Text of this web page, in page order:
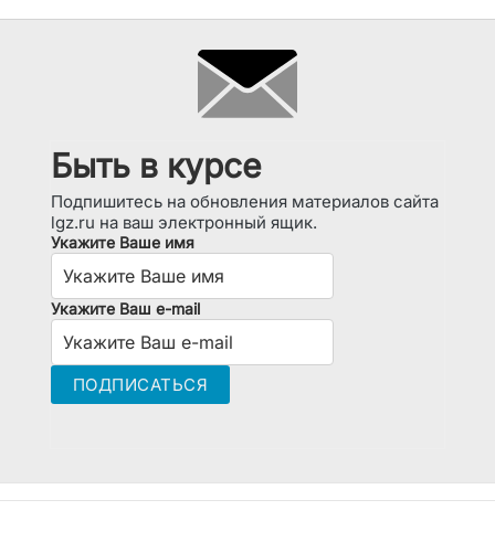
Быть в курсе
Подпишитесь на обновления материалов сайта
lgz.ru на ваш электронный ящик.
Укажите Ваше имя
Укажите Ваш e-mail